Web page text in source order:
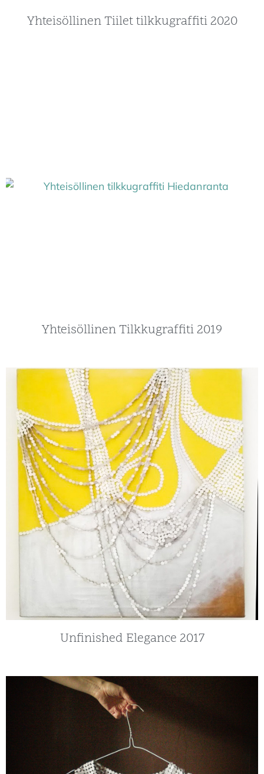
Yhteisöllinen Tiilet tilkkugraffiti 2020
Yhteisöllinen Tilkkugraffiti 2019
Unfinished Elegance 2017